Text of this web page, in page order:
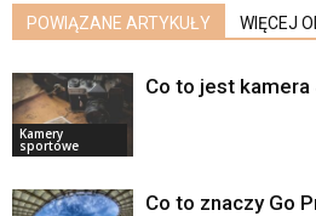
POWIĄZANE ARTYKUŁY WIĘCEJ
Kamery
sportowe
Co to jest kamera
Co to znaczy Go